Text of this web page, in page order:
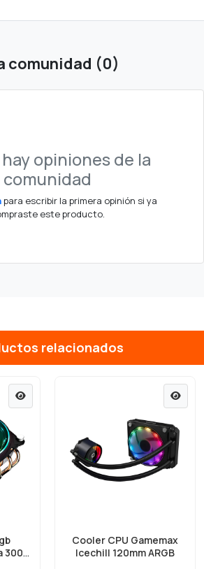
comunidad (0)
opiniones de la
comunidad
para escribir la primera opinión si ya
este producto.
relacionados
300
Cooler CPU Gamemax
Icechill 120mm ARGB